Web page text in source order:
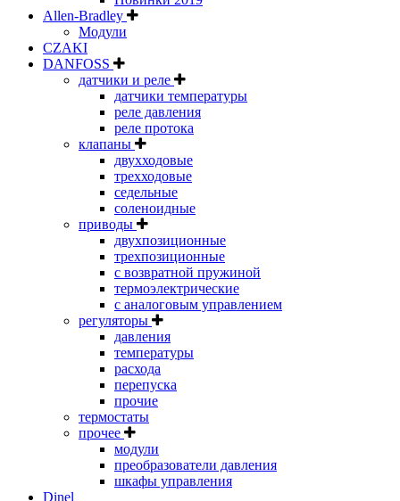
Allen-Bradley
Модули
CZAKI
DANFOSS
датчики и реле
датчики температуры
реле давления
реле протока
клапаны
двухходовые
трехходовые
седельные
соленоидные
приводы
двухпозиционные
трехпозиционные
с возвратной пружиной
термоэлектрические
с аналоговым управлением
регуляторы
давления
температуры
расхода
перепуска
прочие
термостаты
прочее
модули
преобразователи давления
шкафы управления
Dinel